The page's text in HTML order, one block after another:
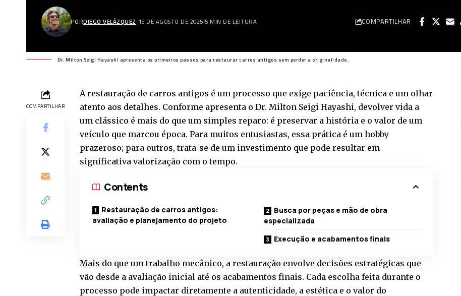
PORDIEGO VELÁZQUEZ 15 DE AGOSTO DE 2025 5 MIN DE LEITURA COMPARTILHAR
Dr. Milton Seigi Hayashi apresenta os primeiros passos para restaurar carros antigos sem perder a originalidade.
COMPARTILHAR
A restauração de carros antigos é um processo que exige paciência, técnica e um olhar
atento aos detalhes. Conforme apresenta o Dr. Milton Seigi Hayashi, devolver vida a
um clássico é mais do que um simples reparo: é preservar a história e o valor de um
veículo que marcou época. Para muitos entusiastas, essa prática é um hobby
prazeroso; para outros, trata-se de um investimento que pode resultar em
significativa valorização com o tempo.
Contents
Restauração de carros antigos:
avaliação e planejamento do projeto
Busca por peças e mão de obra
especializada
Execução e acabamentos finais
Mais do que um trabalho mecânico, a restauração envolve decisões estratégicas que
vão desde a avaliação inicial até os acabamentos finais. Cada escolha feita durante o
processo pode impactar diretamente a autenticidade, a estética e o valor do